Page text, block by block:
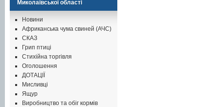
Миколаївської області
Новини
Африканська чума свиней (АЧС)
СКАЗ
Грип птиці
Стихійна торгівля
Оголошення
ДОТАЦІЇ
Мисливці
Ящур
Виробництво та обіг кормів